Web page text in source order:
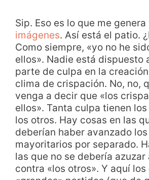
Sip. Eso es lo que me genera
imágenes. Así está el patio.
Como siempre, «yo no he
ellos». Nadie está dispuesto
parte de culpa en la
clima de crispación. No, no,
venga a decir que «los
ellos». Tanta culpa tienen
los otros. Hay cosas en las
deberían haber avanzado
mayoritarios por separado.
las que no se debería
contra «los otros». Y aquí los